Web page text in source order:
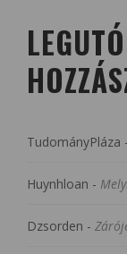
TudományPláza -
Huynhloan -
Dzsorden -